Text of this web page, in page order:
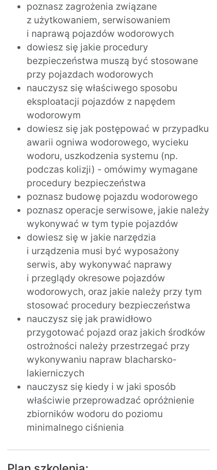
poznasz zagrożenia związane
z użytkowaniem, serwisowaniem
i naprawą pojazdów wodorowych
dowiesz się jakie procedury
bezpieczeństwa muszą być stosowane
przy pojazdach wodorowych
nauczysz się właściwego sposobu
eksploatacji pojazdów z napędem
wodorowym
dowiesz się jak postępować w przypadku
awarii ogniwa wodorowego, wycieku
wodoru, uszkodzenia systemu (np.
podczas kolizji) - omówimy wymagane
procedury bezpieczeństwa
poznasz budowę pojazdu wodorowego
poznasz operacje serwisowe, jakie należy
wykonywać w tym typie pojazdów
dowiesz się w jakie narzędzia
i urządzenia musi być wyposażony
serwis, aby wykonywać naprawy
i przeglądy okresowe pojazdów
wodorowych, oraz jakie należy przy tym
stosować procedury bezpieczeństwa
nauczysz się jak prawidłowo
przygotować pojazd oraz jakich środków
ostrożności należy przestrzegać przy
wykonywaniu napraw blacharsko-
lakierniczych
nauczysz się kiedy i w jaki sposób
właściwie przeprowadzać opróżnienie
zbiorników wodoru do poziomu
minimalnego ciśnienia